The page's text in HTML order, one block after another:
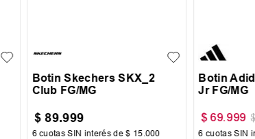
Botin Skechers SKX_2
Club FG/MG
$ 89.999
6 cuotas SIN interés de$ 15 .000
Botin
Jr FG/MG
$ 69.999
6 cuotas SIN